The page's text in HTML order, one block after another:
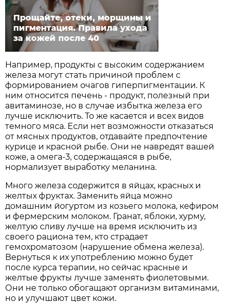
Прощайте, отеки, морщины и
пигментация. Правила ухода
за кожей после 40
Например, продукты с высоким содержанием
железа могут стать причиной проблем с
формированием очагов гиперпигментации. К
ним относится печень - продукт, полезный при
авитаминозе, но в случае избытка железа его
лучше исключить. То же касается и всех видов
темного мяса. Если нет возможности отказаться
от мясных продуктов, отдавайте предпочтение
курице и красной рыбе. Они не навредят вашей
коже, а омега-3, содержащаяся в рыбе,
нормализует выработку меланина.
Много железа содержится в яйцах, красных и
желтых фруктах. Заменить яйца можно
домашним йогуртом из козьего молока, кефиром
и фермерским молоком. Гранат, яблоки, хурму,
желтую сливу лучше на время исключить из
своего рациона тем, кто страдает
гемохроматозом (нарушение обмена железа).
Вернуться к их употреблению можно будет
после курса терапии, но сейчас красные и
желтые фрукты лучше заменять фиолетовыми.
Они не только обогащают организм витаминами,
но и улучшают цвет кожи.